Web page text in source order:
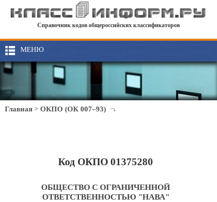
Справочник кодов общероссийских классификаторов
МЕНЮ
Главная > ОКПО (ОК 007–93)
Код ОКПО 01375280
ОБЩЕСТВО С ОГРАНИЧЕННОЙ
ОТВЕТСТВЕННОСТЬЮ "НАВА"